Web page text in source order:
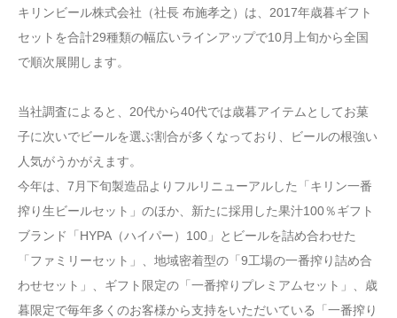
キリンビール株式会社（社長 布施孝之）は、2017年歳暮ギフト
セットを合計29種類の幅広いラインアップで10月上旬から全国
で順次展開します。
当社調査によると、20代から40代では歳暮アイテムとしてお菓
子に次いでビールを選ぶ割合が多くなっており、ビールの根強い
人気がうかがえます。
今年は、7月下旬製造品よりフルリニューアルした「キリン一番
搾り生ビールセット」のほか、新たに採用した果汁100％ギフト
ブランド「HYPA（ハイパー）100」とビールを詰め合わせた
「ファミリーセット」、地域密着型の「9工場の一番搾り詰め合
わせセット」、ギフト限定の「一番搾りプレミアムセット」、歳
暮限定で毎年多くのお客様から支持をいただいている「一番搾り